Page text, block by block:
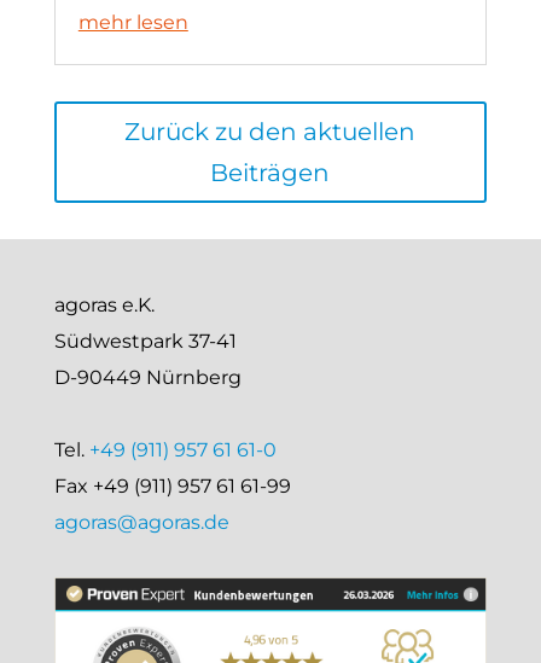
mehr lesen
Zurück zu den aktuellen
Beiträgen
agoras e.K.
Südwestpark 37-41
D-90449 Nürnberg
Tel. +49 (911) 957 61 61-0
Fax +49 (911) 957 61 61-99
agoras@agoras.de